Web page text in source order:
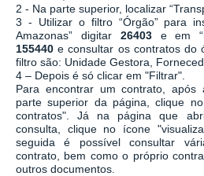
2 - Na parte superior, localizar
3 - Utilizar o filtro “Órgão” para
Amazonas” digitar 26403e em
155440 e consultar os contratos do
filtro são: Unidade Gestora,
4 – Depois é só clicar em "Filtrar".
Para encontrar um contrato,
parte superior da página, clique
contratos". Já na página que
consulta, clique no ícone
seguida é possível consultar
contrato, bem como o próprio
outros documentos.